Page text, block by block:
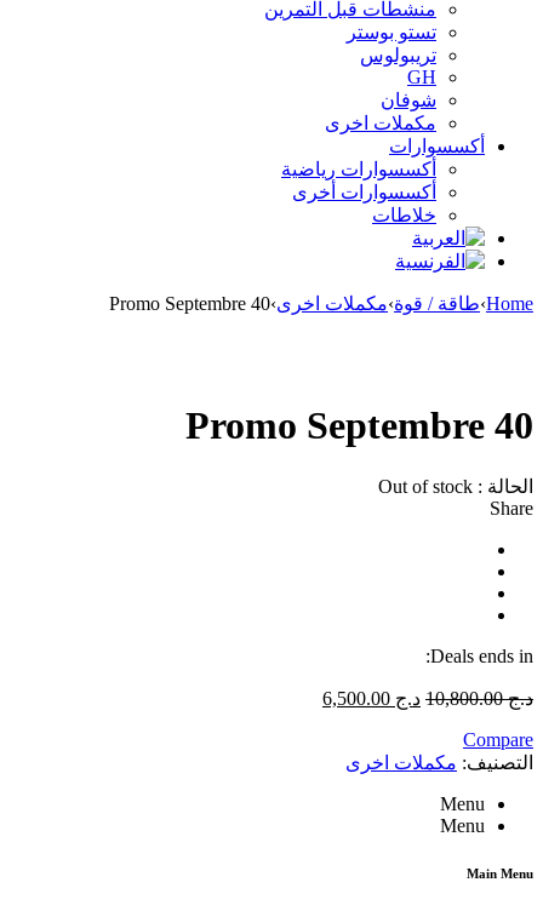
منشطات قبل التمرين
تستو بوستر
تريبولوس
GH
شوفان
مكملات اخرى
أكسسوارات
أكسسوارات رياضية
أكسسوارات أخرى
خلاطات
Home
›طاقة / قوة›مكملات اخرى›
Promo Septembre 40
Promo Septembre 40
الحالة : Out of stock
Share
Deals ends in:
د.ج10,800.00 د.ج
Compare
التصنيف: مكملات اخرى
Menu
Menu
Main Menu